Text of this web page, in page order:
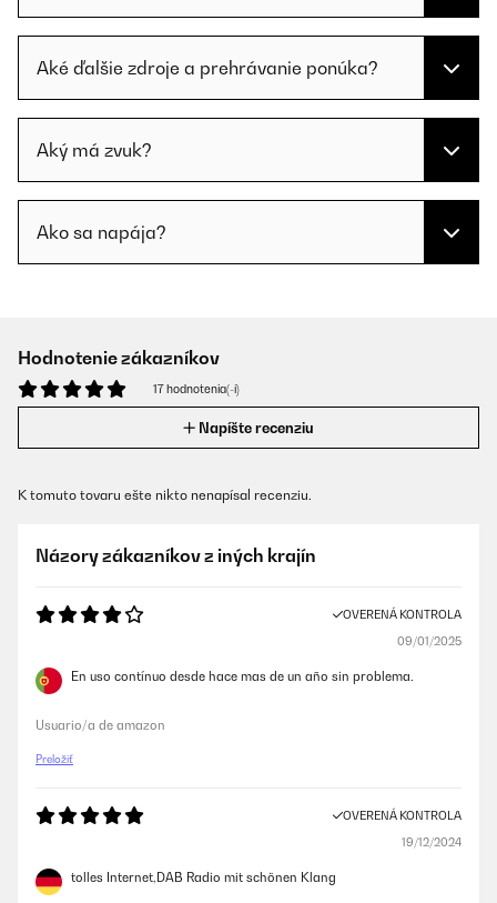
Aké ďalšie zdroje a prehrávanie ponúka?
Aký má zvuk?
Ako sa napája?
Hodnotenie zákazníkov
17 hodnotenia(-í)
Napíšte recenziu
K tomuto tovaru ešte nikto nenapísal recenziu.
Názory zákazníkov z iných krajín
OVERENÁ KONTROLA
09/01/2025
En uso contínuo desde hace mas de un año sin problema.
Usuario/a de amazon
Preložiť
OVERENÁ KONTROLA
19/12/2024
tolles Internet,DAB Radio mit schönen Klang